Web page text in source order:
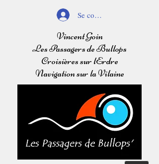
Se connecter
Vincent Goin
Les Passagers de Bullops
Croisières sur lErdre
Navigation sur la Vilaine